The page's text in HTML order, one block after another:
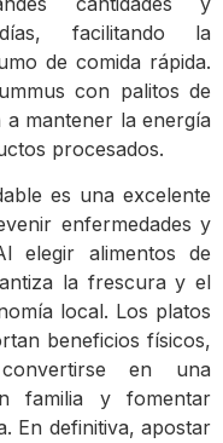
facilitando la
de comida rápida.
con palitos de
mantener la energía
procesados.
es una excelente
enfermedades y
elegir alimentos de
la frescura y el
local. Los platos
beneficios físicos,
en una
familia y fomentar
En definitiva, apostar